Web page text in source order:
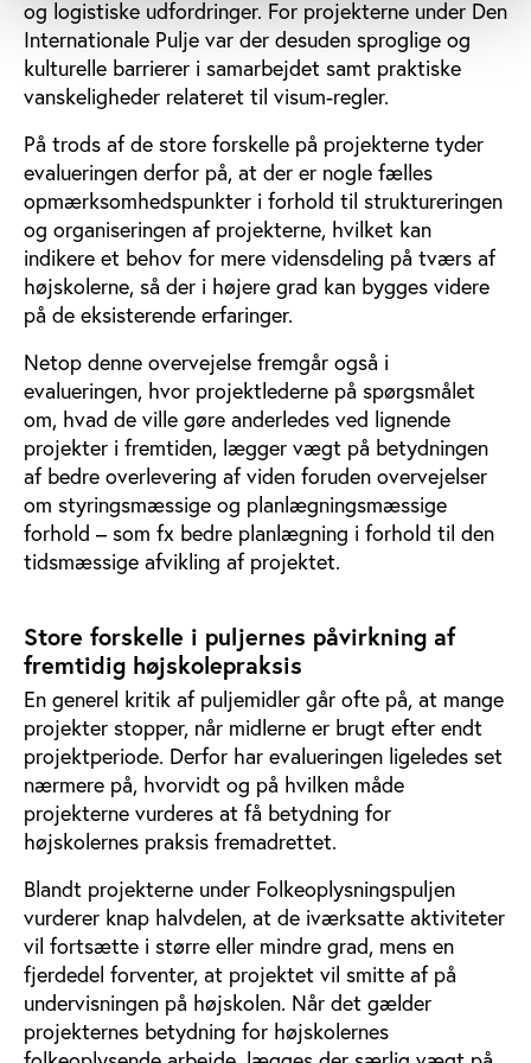
og logistiske udfordringer. For projekterne under Den
Internationale Pulje var der desuden sproglige og
kulturelle barrierer i samarbejdet samt praktiske
vanskeligheder relateret til visum-regler.
På trods af de store forskelle på projekterne tyder
evalueringen derfor på, at der er nogle fælles
opmærksomhedspunkter i forhold til struktureringen
og organiseringen af projekterne, hvilket kan
indikere et behov for mere vidensdeling på tværs af
højskolerne, så der i højere grad kan bygges videre
på de eksisterende erfaringer.
Netop denne overvejelse fremgår også i
evalueringen, hvor projektlederne på spørgsmålet
om, hvad de ville gøre anderledes ved lignende
projekter i fremtiden, lægger vægt på betydningen
af bedre overlevering af viden foruden overvejelser
om styringsmæssige og planlægningsmæssige
forhold – som fx bedre planlægning i forhold til den
tidsmæssige afvikling af projektet.
Store forskelle i puljernes påvirkning af
fremtidig højskolepraksis
En generel kritik af puljemidler går ofte på, at mange
projekter stopper, når midlerne er brugt efter endt
projektperiode. Derfor har evalueringen ligeledes set
nærmere på, hvorvidt og på hvilken måde
projekterne vurderes at få betydning for
højskolernes praksis fremadrettet.
Blandt projekterne under Folkeoplysningspuljen
vurderer knap halvdelen, at de iværksatte aktiviteter
vil fortsætte i større eller mindre grad, mens en
fjerdedel forventer, at projektet vil smitte af på
undervisningen på højskolen. Når det gælder
projekternes betydning for højskolernes